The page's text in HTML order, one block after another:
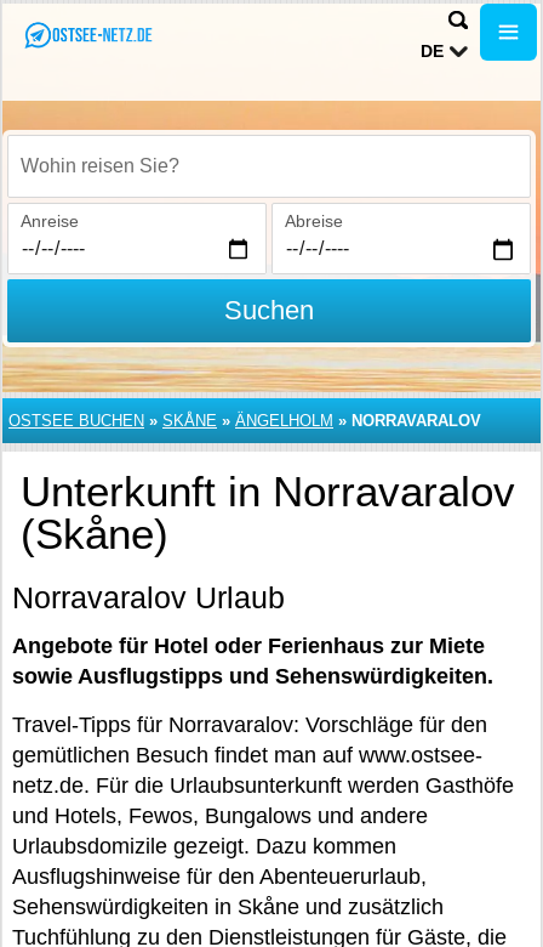
DE
Wohin reisen Sie?
Anreise Abreise
Suchen
OSTSEE BUCHEN » SKÅNE » ÄNGELHOLM » NORRAVARALOV
Unterkunft in Norravaralov
(Skåne)
Norravaralov Urlaub
Angebote für Hotel oder Ferienhaus zur Miete
sowie Ausflugstipps und Sehenswürdigkeiten.
Travel-Tipps für Norravaralov: Vorschläge für den
gemütlichen Besuch findet man auf www.ostsee-
netz.de. Für die Urlaubsunterkunft werden Gasthöfe
und Hotels, Fewos, Bungalows und andere
Urlaubsdomizile gezeigt. Dazu kommen
Ausflugshinweise für den Abenteuerurlaub,
Sehenswürdigkeiten in Skåne und zusätzlich
Tuchfühlung zu den Dienstleistungen für Gäste, die